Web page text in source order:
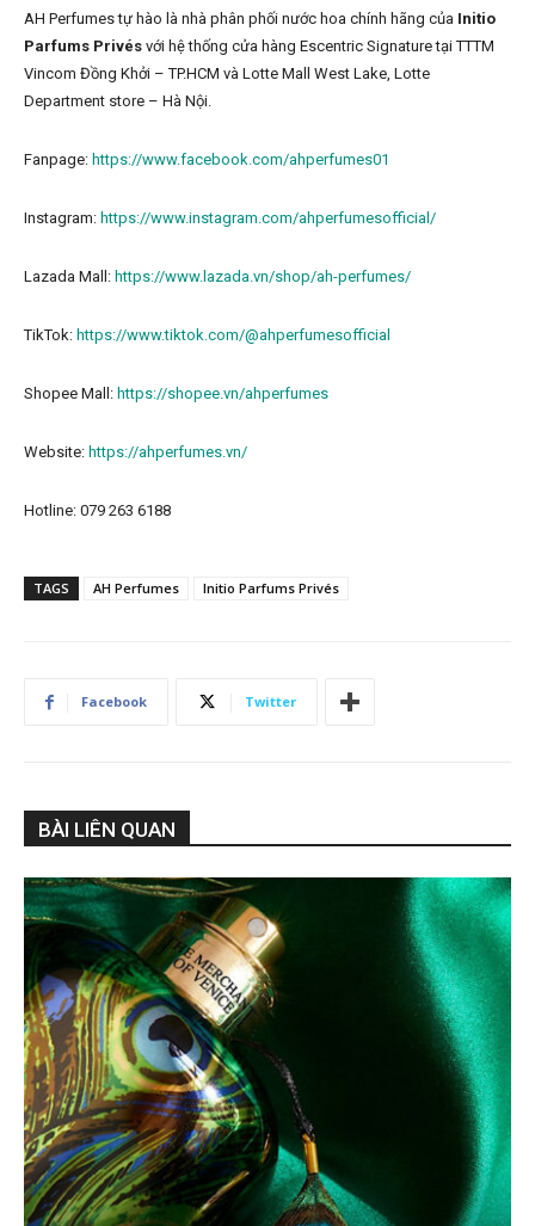
AH Perfumes tự hào là nhà phân phối nước hoa chính hãng của Initio
Parfums Privés với hệ thống cửa hàng Escentric Signature tại TTTM
Vincom Đồng Khởi – TP.HCM và Lotte Mall West Lake, Lotte
Department store – Hà Nội.
Fanpage: https://www.facebook.com/ahperfumes01
Instagram: https://www.instagram.com/ahperfumesofficial/
Lazada Mall: https://www.lazada.vn/shop/ah-perfumes/
TikTok: https://www.tiktok.com/@ahperfumesofficial
Shopee Mall: https://shopee.vn/ahperfumes
Website: https://ahperfumes.vn/
Hotline: 079 263 6188
TAGS AH Perfumes Initio Parfums Privés
Facebook Twitter
BÀI LIÊN QUAN